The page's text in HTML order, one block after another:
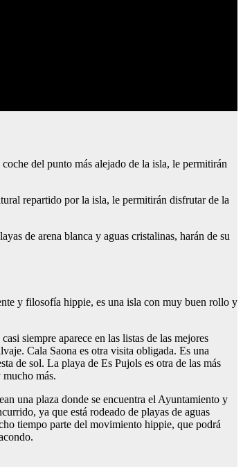
del punto más alejado de la isla, le permitirán
repartido por la isla, le permitirán disfrutar de la
de arena blanca y aguas cristalinas, harán de su
y filosofía hippie, es una isla con muy buen rollo y
siempre aparece en las listas de las mejores
Cala Saona es otra visita obligada. Es una
de sol. La playa de Es Pujols es otra de las más
más.
una plaza donde se encuentra el Ayuntamiento y
ya que está rodeado de playas de aguas
tiempo parte del movimiento hippie, que podrá